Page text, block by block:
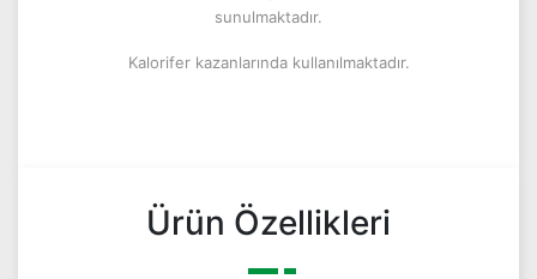
sunulmaktadır.
Kalorifer kazanlarında kullanılmaktadır.
Ürün Özellikleri